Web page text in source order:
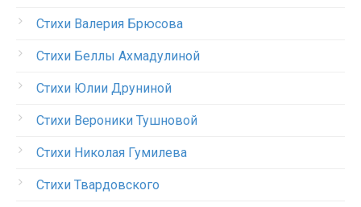
Стихи Валерия Брюсова
Стихи Беллы Ахмадулиной
Стихи Юлии Друниной
Стихи Вероники Тушновой
Стихи Николая Гумилева
Стихи Твардовского